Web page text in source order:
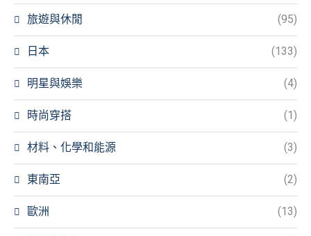
旅遊與休閒 (95)
日本 (133)
明星與娛樂 (4)
時尚穿搭 (1)
材料、化學和能源 (3)
東南亞 (2)
歐洲 (13)